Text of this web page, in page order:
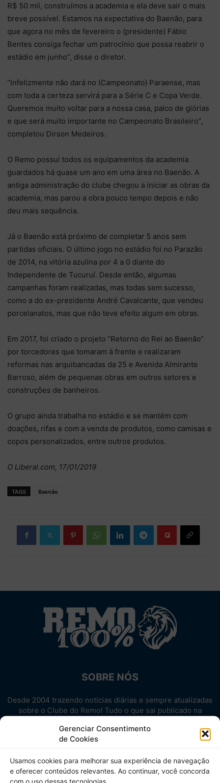
Gerenciar Consentimento
de Cookies
Usamos cookies para melhorar sua experiência de navegação
e oferecer conteúdos relevantes. Ao continuar, você concorda
com o uso dessas tecnologias.
R$ 50 mil, construímos a academia e ela deve sair o mais
breve possível. Estamos na expectativa do Baenão, para
que agora no mês de fevereiro o (presidente) Fábio
Bentes consiga fechar um patrocínio que possa reabrir o
estádio em junho”, disse o diretor.
“Infelizmente não dará no (Campeonato) Paraense, mas
com toda a certeza servirá para a Série C e Copa Verde.
Queremos muito voltar para a nossa casa, palco de glórias
e que será muito importante no Campeonato Brasileiro”,
completou Dirson Medeiros.
O Remo possui todos os equipamentos da academia
guardados há quase um ano em uma área no Baenão. A
antiga administração do clube chegou a iniciar as obras da
academia, mas parou a obra pouco tempo depois e não
deu mais sequência.
Já o Baenão está próximo de completar 5 anos sem
partidas oficiais. O último jogo no estádio foi no Parazão
de 2014, na vitória azulina por 4 a 0 diante do
Independente de Tucuruí. Desde então, algumas
campanhas foram realizadas, mas todas sem sucesso,
como a do ex-presidente André Cavalcante, que vendeu
porcelanatos, mas que não teve efeito algum em obras.
Em 2017, foi criado o projeto “Retorno do Rei ao Baenão”
por torcedores que tomaram à frente e realizaram
reformas nas arquibancadas da 25 e Avenida Almirante
Barroso, além de pequenas obras em outros setores e
construções de banheiros.
O grupo ainda trabalha no estádio e se mantém com
doações, rifas e com a venda de produtos, como camisas e
copos personalizados, entre outros produtos.
O Liberal.com, 17/01/2019
TAGS Baenão
SOBRE NÓS
Desde 2004 trazendo notícias diárias e sempre atualizadas
sobre o Clube do Remo! Tudo o que sai publicado na
Aproveite! Site não-oficial.
SIGA-NOS